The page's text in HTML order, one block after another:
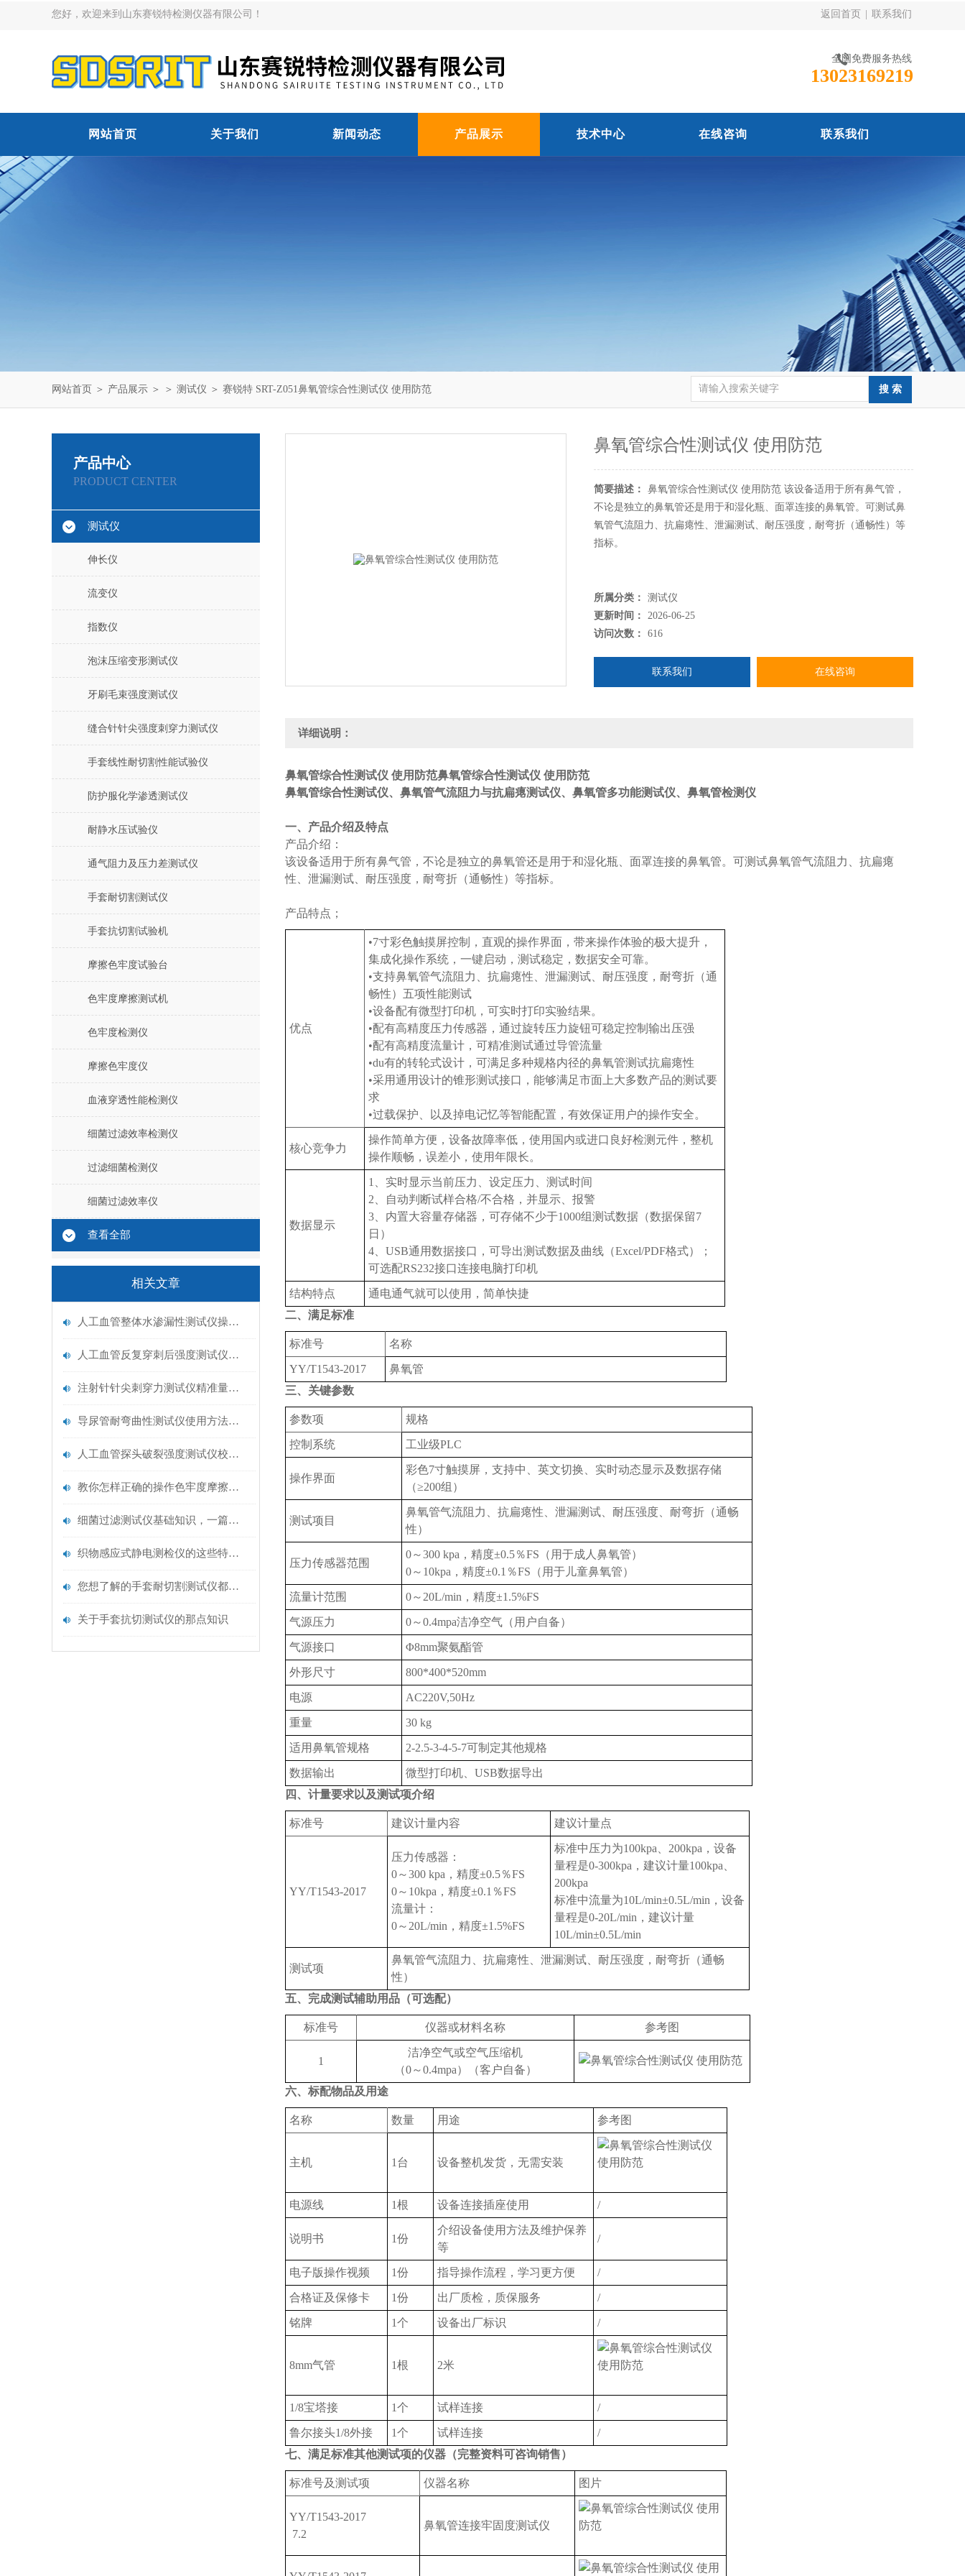
您好，欢迎来到山东赛锐特检测仪器有限公司！ 返回首页 联系我们
全国免费服务热线
13023169219
网站首页 关于我们 新闻动态 产品展示 技术中心 在线咨询 联系我们
网站首页 ＞ 产品展示 ＞ ＞ 测试仪 ＞ 赛锐特 SRT-Z051鼻氧管综合性测试仪 使用防范
产品中心
PRODUCT CENTER
测试仪
伸长仪
流变仪
指数仪
泡沫压缩变形测试仪
牙刷毛束强度测试仪
缝合针针尖强度刺穿力测试仪
手套线性耐切割性能试验仪
防护服化学渗透测试仪
耐静水压试验仪
通气阻力及压力差测试仪
手套耐切割测试仪
手套抗切割试验机
摩擦色牢度试验台
色牢度摩擦测试机
色牢度检测仪
摩擦色牢度仪
血液穿透性能检测仪
细菌过滤效率检测仪
过滤细菌检测仪
细菌过滤效率仪
查看全部
相关文章
人工血管整体水渗漏性测试仪操作中最容易出错的步骤
人工血管反复穿刺后强度测试仪是什么？透析患者的“生命管“质量靠它把关！
注射针针尖刺穿力测试仪精准量化针尖锋利度，构筑临床安全防线
导尿管耐弯曲性测试仪使用方法与操作规范
人工血管探头破裂强度测试仪校准规范：精准赋能医疗安全的技术基准
教你怎样正确的操作色牢度摩擦测试机
细菌过滤测试仪基础知识，一篇搞定
织物感应式静电测检仪的这些特点很少有人都知道
您想了解的手套耐切割测试仪都在这里了
关于手套抗切测试仪的那点知识
鼻氧管综合性测试仪 使用防范
简要描述：
鼻氧管综合性测试仪 使用防范 该设备适用于所有鼻气管，
不论是独立的鼻氧管还是用于和湿化瓶、面罩连接的鼻氧管。可测试鼻
氧管气流阻力、抗扁瘪性、泄漏测试、耐压强度，耐弯折（通畅性）等
指标。
所属分类：
测试仪
更新时间：
2026-06-25
访问次数：
616
联系我们 在线咨询
详细说明：
鼻氧管综合性测试仪 使用防范鼻氧管综合性测试仪 使用防范
鼻氧管综合性测试仪、鼻氧管气流阻力与抗扁瘪测试仪、鼻氧管多功能测试仪、鼻氧管检测仪
‌一、产品介绍及特点
产品介绍：
该设备适用于所有鼻气管，不论是独立的鼻氧管还是用于和湿化瓶、面罩连接的鼻氧管。可测试鼻氧管气流阻力、抗扁瘪
性、泄漏测试、耐压强度，耐弯折（通畅性）等指标。
产品特点；
优点
•7寸彩色触摸屏控制，直观的操作界面，带来操作体验的极大提升，
集成化操作系统，一键启动，测试稳定，数据安全可靠。
•支持鼻氧管气流阻力、抗扁瘪性、泄漏测试、耐压强度，耐弯折（通
畅性）五项性能测试
•设备配有微型打印机，可实时打印实验结果。
•配有高精度压力传感器，通过旋转压力旋钮可稳定控制输出压强
•配有高精度流量计，可精准测试通过导管流量
•du有的转轮式设计，可满足多种规格内径的鼻氧管测试抗扁瘪性
•采用通用设计的锥形测试接口，能够满足市面上大多数产品的测试要
求
•过载保护、以及掉电记忆等智能配置，有效保证用户的操作安全。
核心竞争力
操作简单方便，设备故障率低，使用国内或进口良好检测元件，整机
操作顺畅，误差小，使用年限长。
数据显示
1、实时显示当前压力、设定压力、测试时间
2、自动判断试样合格/不合格，并显示、报警
3、内置大容量存储器，可存储不少于1000组测试数据（数据保留7
日）
4、USB通用数据接口，可导出测试数据及曲线（Excel/PDF格式）；
可选配RS232接口连接电脑打印机
结构特点
通电通气就可以使用，简单快捷
二、满足标准
标准号 名称
YY/T1543-2017
鼻氧管
三、关键参数
‌参数项‌ 规格‌
控制系统‌ 工业级PLC
操作界面‌
彩色7寸触摸屏，支持中、英文切换、实时动态显示及数据存储
（≥200组）
测试项目‌
鼻氧管气流阻力、抗扁瘪性、泄漏测试、耐压强度、耐弯折（通畅
性）
压力传感器范围‌
0～300 kpa，精度±0.5％FS（用于成人鼻氧管）
0～10kpa，精度±0.1％FS（用于儿童鼻氧管）
流量计范围 0～20L/min，精度±1.5%FS
气源压力 0～0.4mpa洁净空气（用户自备）
气源接口 Φ8mm聚氨酯管
外形尺寸 800*400*520mm
电源 AC220V,50Hz
重量 30 kg
适用鼻氧管规格 2-2.5-3-4-5-7可制定其他规格
数据输出
微型打印机、USB数据导出
四、计量要求以及测试项介绍
标准号 建议计量内容 建议计量点
YY/T1543-2017
压力传感器：
0～300 kpa，精度±0.5％FS
0～10kpa，精度±0.1％FS
流量计：
0～20L/min，精度±1.5%FS
标准中压力为100kpa、200kpa，设备
量程是0-300kpa，建议计量100kpa、
200kpa
标准中流量为10L/min±0.5L/min，设备
量程是0-20L/min，建议计量
10L/min±0.5L/min
测试项
鼻氧管气流阻力、抗扁瘪性、泄漏测试、耐压强度，耐弯折（通畅
性）
五、完成测试辅助用品（可选配）
标准号 仪器或材料名称 参考图
1
洁净空气或空气压缩机
（0～0.4mpa）（客户自备）
六、标配物品及用途
名称 数量 用途 参考图
主机 1台 设备整机发货，无需安装
电源线 1根 设备连接插座使用 /
说明书 1份
介绍设备使用方法及维护保养
等
/
电子版操作视频 1份 指导操作流程，学习更方便 /
合格证及保修卡 1份 出厂质检，质保服务 /
铭牌 1个 设备出厂标识 /
8mm气管 1根 2米
1/8宝塔接 1个 试样连接 /
鲁尔接头1/8外接 1个 试样连接
/
七、满足标准其他测试项的仪器（完整资料可咨询销售）
标准号及测试项 仪器名称 图片
YY/T1543-2017
7.2
鼻氧管连接牢固度测试仪